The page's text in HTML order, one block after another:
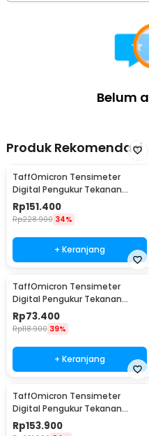
Belum
Produk Rekomendasi
TaffOmicron Tensimeter
Digital Pengukur Tekanan
Darah Bahasa Indonesia -
RAK289
Rp151.400
Rp228.900 34%
+ Keranjang
TaffOmicron Tensimeter
Digital Pengukur Tekanan
Darah Wrist Monitor - CK-102S
Rp73.400
Rp118.900 39%
+ Keranjang
TaffOmicron Tensimeter
Digital Pengukur Tekanan
Darah Bahasa Indonesia - RAK-
283
Rp153.900